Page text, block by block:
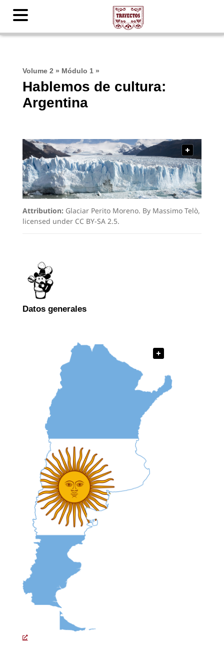
Volume 2 » Módulo 1»
Hablemos de cultura:
Argentina
Attribution: Glaciar Perito Moreno. By Massimo Telò,
licensed under CC BY-SA 2.5.
Datos generales